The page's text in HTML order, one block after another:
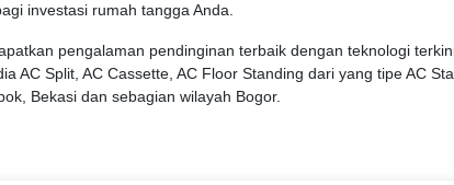
investasi rumah tangga Anda.
pengalaman pendinginan terbaik dengan teknologi
AC Split, AC Cassette, AC Floor Standing dari yang tipe AC
Bekasi dan sebagian wilayah Bogor.